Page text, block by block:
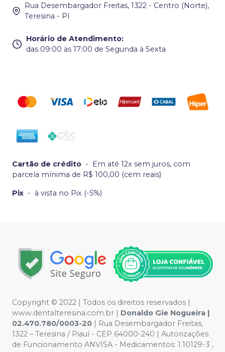
Rua Desembargador Freitas, 1322 - Centro (Norte),
Teresina - PI
Horário de Atendimento:
das 09:00 às 17:00 de Segunda à Sexta
Cartão de crédito - Em até 12x sem juros, com
parcela mínima de R$ 100,00 (cem reais)
Pix - à vista no Pix (-5%)
Copyright © 2022 | Todos os direitos reservados |
www.dentalteresina.com.br | Donaldo Gie Nogueira |
02.470.780/0003-20 | Rua Desembargador Freitas,
1322 – Teresina / Piauí - CEP 64000-240 | Autorizações
de Funcionamento ANVISA - Medicamentos: 1.10129-3 ,